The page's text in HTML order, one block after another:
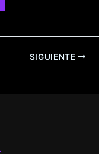
SIGUIENTE